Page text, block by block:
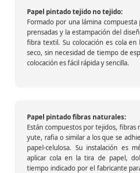
Papel pintado tejido no tejido:
Formado por una lámina
prensadas y la estampación del
fibra textil. Su colocación es cola
seco, sin necesidad de tiempo de
colocación es fácil rápida y sencilla.
Papel pintado fibras naturales:
Están compuestos por tejidos, fibras
yute, rafia o similar a los que se
papel-celulosa. Su instalación es
aplicar cola en la tira de papel,
tiempo indicado por el fabricante